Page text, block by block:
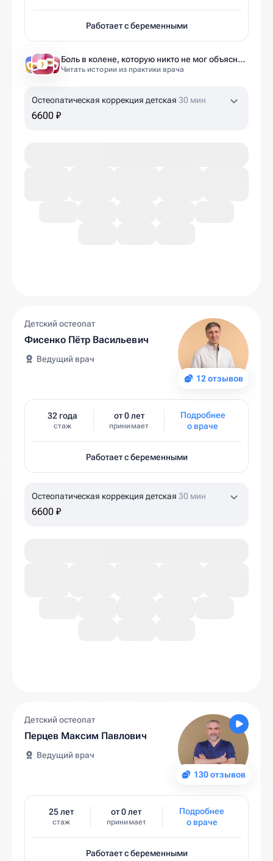
Работает с беременными
Боль в колене, которую никто не мог объяснить
Читать истории из практики врача
Остеопатическая коррекция детская 30 мин
6600 ₽
12 отзывов
Детский остеопат
Фисенко Пётр Васильевич
Ведущий врач
32 года
стаж
от 0 лет
принимает
Подробнее
о враче
Работает с беременными
Остеопатическая коррекция детская 30 мин
6600 ₽
130 отзывов
Детский остеопат
Перцев Максим Павлович
Ведущий врач
25 лет
стаж
от 0 лет
принимает
Подробнее
о враче
Работает с беременными